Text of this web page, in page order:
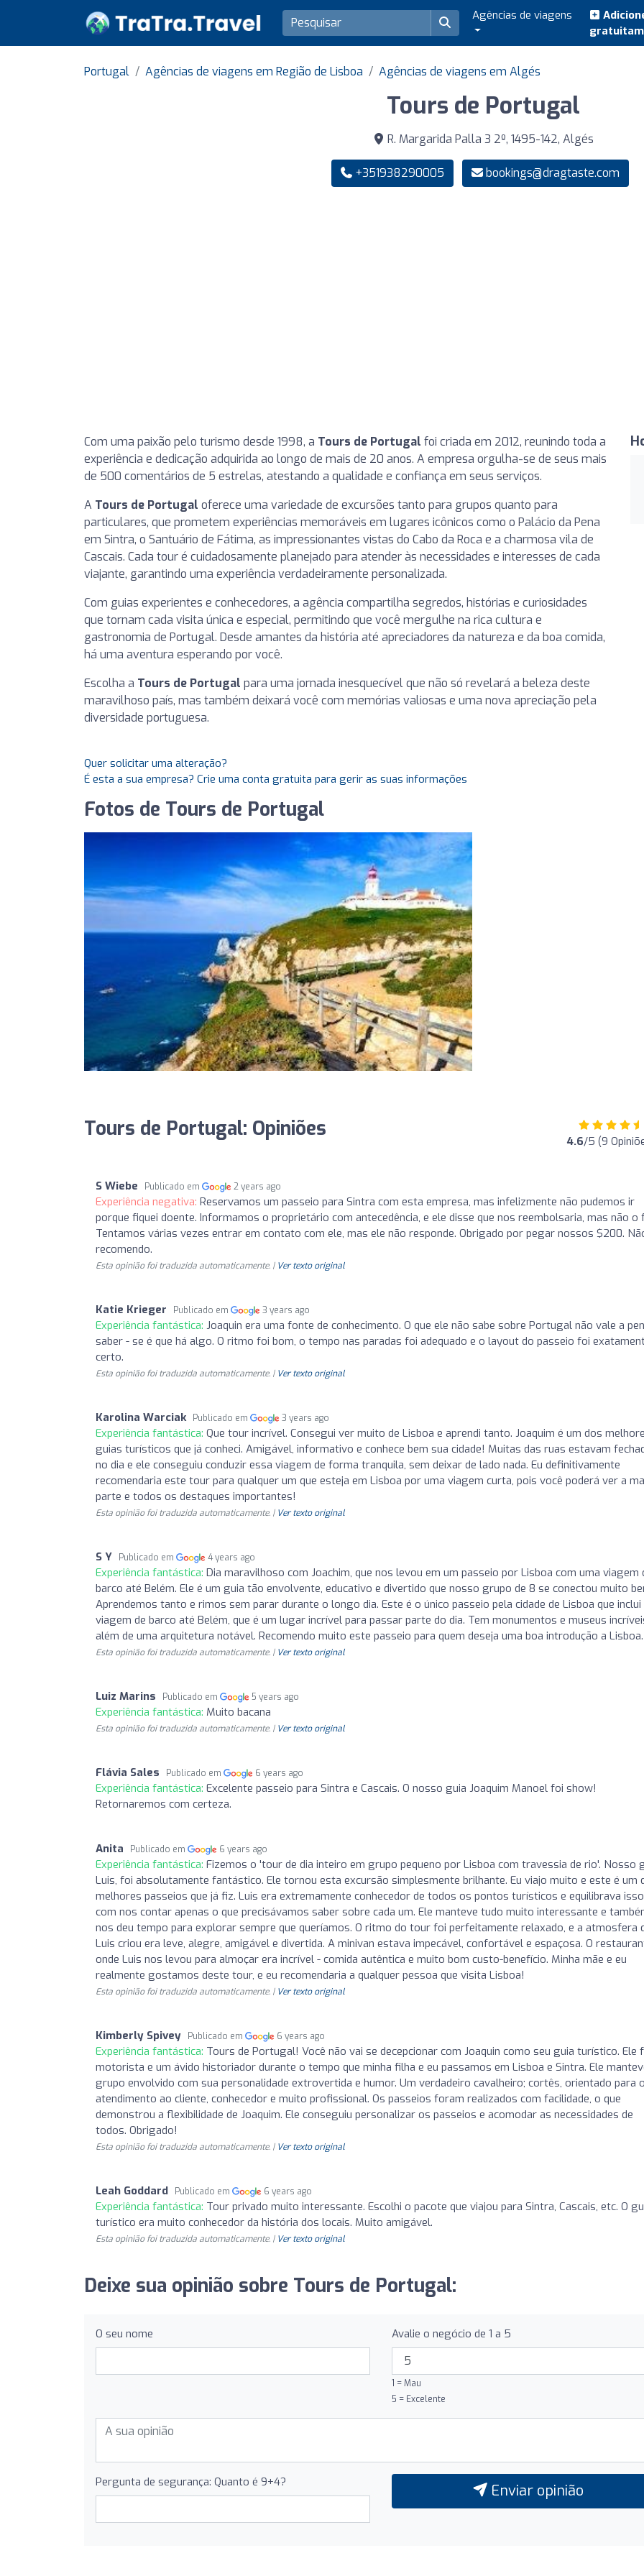
Agências de viagens
Portugal Agências de viagens em Região de Lisboa Agências de viagens em Algés
Tours de Portugal
R. Margarida Palla 3 2º, 1495-142, Algés
+351938290005 bookings@dragtaste.com
Com uma paixão pelo turismo desde 1998, a Tours de Portugal foi criada em 2012, reunindo toda a
experiência e dedicação adquirida ao longo de mais de 20 anos. A empresa orgulha-se de seus mais
de 500 comentários de 5 estrelas, atestando a qualidade e confiança em seus serviços.
A Tours de Portugal oferece uma variedade de excursões tanto para grupos quanto para
particulares, que prometem experiências memoráveis em lugares icônicos como o Palácio da Pena
em Sintra, o Santuário de Fátima, as impressionantes vistas do Cabo da Roca e a charmosa vila de
Cascais. Cada tour é cuidadosamente planejado para atender às necessidades e interesses de cada
viajante, garantindo uma experiência verdadeiramente personalizada.
Com guias experientes e conhecedores, a agência compartilha segredos, histórias e curiosidades
que tornam cada visita única e especial, permitindo que você mergulhe na rica cultura e
gastronomia de Portugal. Desde amantes da história até apreciadores da natureza e da boa comida,
há uma aventura esperando por você.
Escolha a Tours de Portugal para uma jornada inesquecível que não só revelará a beleza deste
maravilhoso país, mas também deixará você com memórias valiosas e uma nova apreciação pela
diversidade portuguesa.
Quer solicitar uma alteração?
É esta a sua empresa? Crie uma conta gratuita para gerir as suas informações
Fotos de Tours de Portugal
Tours de Portugal: Opiniões 4.6/5 (9
S Wiebe Publicado em 2 years ago
Experiência negativa: Reservamos um passeio para Sintra com esta empresa, mas infelizmente não pudemos ir
porque fiquei doente. Informamos o proprietário com antecedência, e ele disse que nos reembolsaria, mas não o
Tentamos várias vezes entrar em contato com ele, mas ele não responde. Obrigado por pegar nossos $200.
recomendo.
Esta opinião foi traduzida automaticamente. | Ver texto original
Katie Krieger Publicado em 3 years ago
Experiência fantástica: Joaquin era uma fonte de conhecimento. O que ele não sabe sobre Portugal não vale a
saber - se é que há algo. O ritmo foi bom, o tempo nas paradas foi adequado e o layout do passeio foi
certo.
Esta opinião foi traduzida automaticamente. | Ver texto original
Karolina Warciak Publicado em 3 years ago
Experiência fantástica: Que tour incrível. Consegui ver muito de Lisboa e aprendi tanto. Joaquim é um dos
guias turísticos que já conheci. Amigável, informativo e conhece bem sua cidade! Muitas das ruas estavam
no dia e ele conseguiu conduzir essa viagem de forma tranquila, sem deixar de lado nada. Eu definitivamente
recomendaria este tour para qualquer um que esteja em Lisboa por uma viagem curta, pois você poderá ver a
parte e todos os destaques importantes!
Esta opinião foi traduzida automaticamente. | Ver texto original
S Y Publicado em 4 years ago
Experiência fantástica: Dia maravilhoso com Joachim, que nos levou em um passeio por Lisboa com uma viagem
barco até Belém. Ele é um guia tão envolvente, educativo e divertido que nosso grupo de 8 se conectou muito
Aprendemos tanto e rimos sem parar durante o longo dia. Este é o único passeio pela cidade de Lisboa que inclui
viagem de barco até Belém, que é um lugar incrível para passar parte do dia. Tem monumentos e museus
além de uma arquitetura notável. Recomendo muito este passeio para quem deseja uma boa introdução a Lisboa.
Esta opinião foi traduzida automaticamente. | Ver texto original
Luiz Marins Publicado em 5 years ago
Experiência fantástica: Muito bacana
Esta opinião foi traduzida automaticamente. | Ver texto original
Flávia Sales Publicado em 6 years ago
Experiência fantástica: Excelente passeio para Sintra e Cascais. O nosso guia Joaquim Manoel foi show!
Retornaremos com certeza.
Anita Publicado em 6 years ago
Experiência fantástica: Fizemos o 'tour de dia inteiro em grupo pequeno por Lisboa com travessia de rio'. Nosso
Luis, foi absolutamente fantástico. Ele tornou esta excursão simplesmente brilhante. Eu viajo muito e este é um
melhores passeios que já fiz. Luis era extremamente conhecedor de todos os pontos turísticos e equilibrava isso
com nos contar apenas o que precisávamos saber sobre cada um. Ele manteve tudo muito interessante e
nos deu tempo para explorar sempre que queríamos. O ritmo do tour foi perfeitamente relaxado, e a atmosfera
Luis criou era leve, alegre, amigável e divertida. A minivan estava impecável, confortável e espaçosa. O
onde Luis nos levou para almoçar era incrível - comida autêntica e muito bom custo-benefício. Minha mãe e eu
realmente gostamos deste tour, e eu recomendaria a qualquer pessoa que visita Lisboa!
Esta opinião foi traduzida automaticamente. | Ver texto original
Kimberly Spivey Publicado em 6 years ago
Experiência fantástica: Tours de Portugal! Você não vai se decepcionar com Joaquin como seu guia turístico. Ele
motorista e um ávido historiador durante o tempo que minha filha e eu passamos em Lisboa e Sintra. Ele
grupo envolvido com sua personalidade extrovertida e humor. Um verdadeiro cavalheiro; cortês, orientado para o
atendimento ao cliente, conhecedor e muito profissional. Os passeios foram realizados com facilidade, o que
demonstrou a flexibilidade de Joaquim. Ele conseguiu personalizar os passeios e acomodar as necessidades de
todos. Obrigado!
Esta opinião foi traduzida automaticamente. | Ver texto original
Leah Goddard Publicado em 6 years ago
Experiência fantástica: Tour privado muito interessante. Escolhi o pacote que viajou para Sintra, Cascais, etc. O
turístico era muito conhecedor da história dos locais. Muito amigável.
Esta opinião foi traduzida automaticamente. | Ver texto original
Deixe sua opinião sobre Tours de Portugal:
O seu nome Avalie o negócio de 1 a 5
1 = Mau
5 = Excelente
Pergunta de segurança: Quanto é 9+4? Enviar opinião